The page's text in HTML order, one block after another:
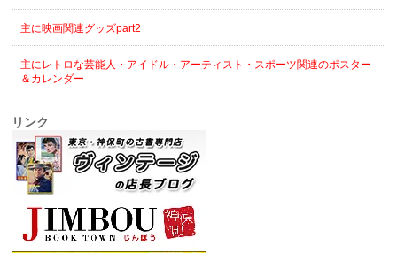
主に映画関連グッズpart2
主にレトロな芸能人・アイドル・アーティスト・スポーツ関連のポスター
＆カレンダー
リンク